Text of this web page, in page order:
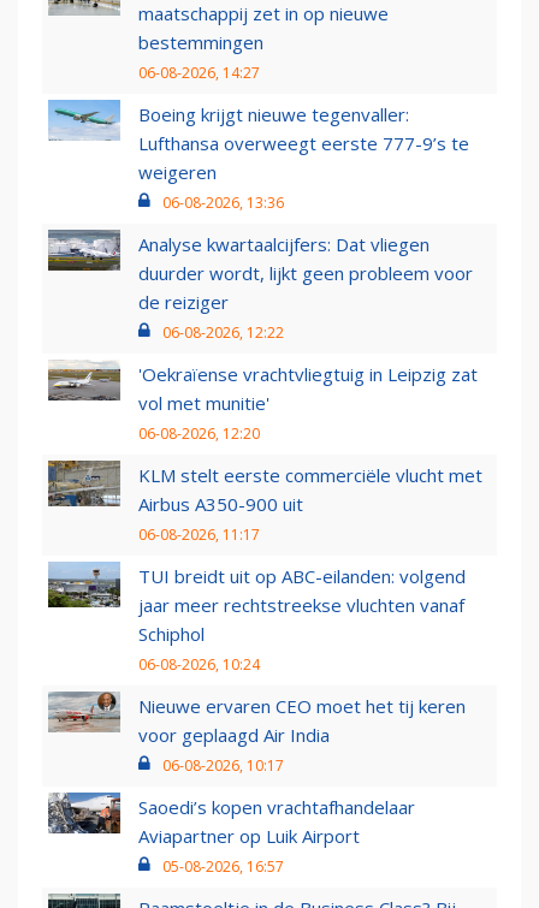
maatschappij zet in op nieuwe
bestemmingen
06-08-2026, 14:27
Boeing krijgt nieuwe tegenvaller:
Lufthansa overweegt eerste 777-9’s te
weigeren
06-08-2026, 13:36
Analyse kwartaalcijfers: Dat vliegen
duurder wordt, lijkt geen probleem voor
de reiziger
06-08-2026, 12:22
'Oekraïense vrachtvliegtuig in Leipzig zat
vol met munitie'
06-08-2026, 12:20
KLM stelt eerste commerciële vlucht met
Airbus A350-900 uit
06-08-2026, 11:17
TUI breidt uit op ABC-eilanden: volgend
jaar meer rechtstreekse vluchten vanaf
Schiphol
06-08-2026, 10:24
Nieuwe ervaren CEO moet het tij keren
voor geplaagd Air India
06-08-2026, 10:17
Saoedi’s kopen vrachtafhandelaar
Aviapartner op Luik Airport
05-08-2026, 16:57